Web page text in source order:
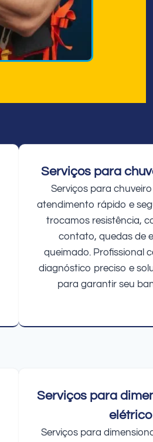
Serviços para
Serviços para
atendimento rápido e
trocamos resistência,
contato, quedas de
queimado. Profissional
diagnóstico preciso e
para garantir seu
Serviços para
elétrico
Serviços para